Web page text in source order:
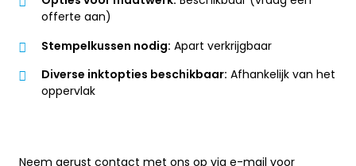
offerte aan)
Stempelkussen nodig: Apart verkrijgbaar
Diverse inktopties beschikbaar: Afhankelijk van het
oppervlak
Neem gerust contact met ons op via e-mail voor